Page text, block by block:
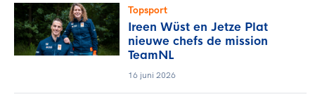
Topsport
Ireen Wüst en Jetze Plat
nieuwe chefs de mission
TeamNL
16 juni 2026